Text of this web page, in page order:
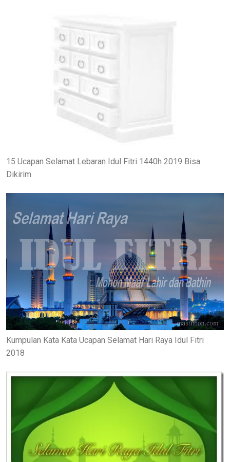
15 Ucapan Selamat Lebaran Idul Fitri 1440h 2019 Bisa
Dikirim
Kumpulan Kata Kata Ucapan Selamat Hari Raya Idul Fitri
2018